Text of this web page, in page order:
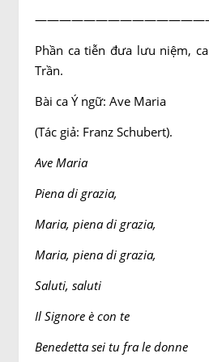
Phần ca tiễn đưa lưu niệm,
Trần.
Bài ca Ý ngữ: Ave Maria
(Tác giả: Franz Schubert).
Ave Maria
Piena di grazia,
Maria, piena di grazia,
Maria, piena di grazia,
Saluti, saluti
Il Signore è con te
Benedetta sei tu fra le donne